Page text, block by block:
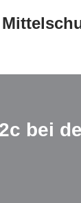
bei